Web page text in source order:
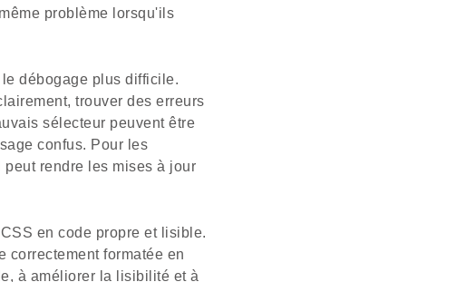
problème lorsqu'ils
débogage plus difficile.
trouver des erreurs
sélecteur peuvent être
confus. Pour les
rendre les mises à jour
en code propre et lisible.
correctement formatée en
à améliorer la lisibilité et à